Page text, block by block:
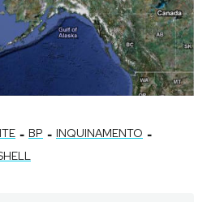
- BP - INQUINAMENTO -